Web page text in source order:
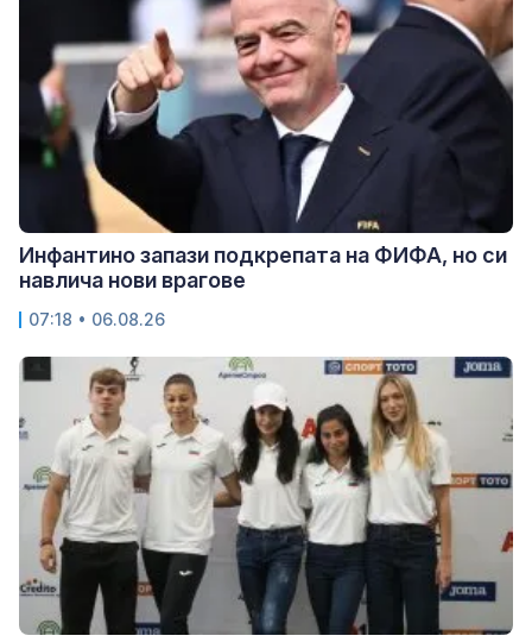
Инфантино запази подкрепата на ФИФА, но си
навлича нови врагове
07:18 • 06.08.26